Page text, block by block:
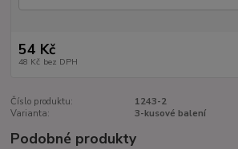
54 Kč
48 Kč bez DPH
Číslo produktu:
1243-2
Varianta:
3-kusové balení
Podobné produkty